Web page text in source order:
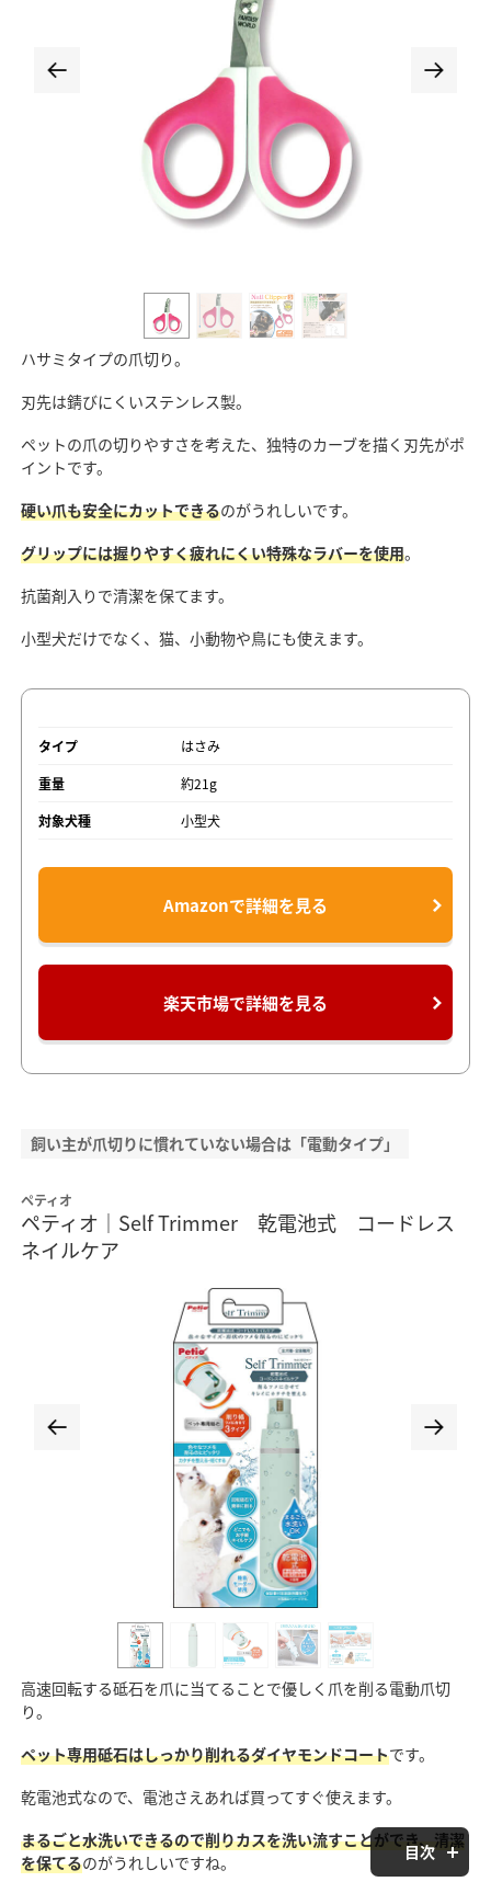
ハサミタイプの爪切り。
刃先は錆びにくいステンレス製。
ペットの爪の切りやすさを考えた、独特のカーブを描く刃先がポ
イントです。
硬い爪も安全にカットできるのがうれしいです。
グリップには握りやすく疲れにくい特殊なラバーを使用。
抗菌剤入りで清潔を保てます。
小型犬だけでなく、猫、小動物や鳥にも使えます。
タイプ
はさみ
重量
約21g
対象犬種
小型犬
Amazonで詳細を見る
楽天市場で詳細を見る
飼い主が爪切りに慣れていない場合は「電動タイプ」
ペティオ
ペティオ｜Self Trimmer 乾電池式 コードレス
ネイルケア
高速回転する砥石を爪に当てることで優しく爪を削る電動爪切
り。
ペット専用砥石はしっかり削れるダイヤモンドコートです。
乾電池式なので、電池さえあれば買ってすぐ使えます。
まるごと水洗いできるので削りカスを洗い流すことができ、清潔
を保てるのがうれしいですね。 目次